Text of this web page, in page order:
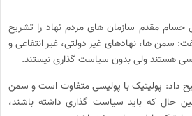
حسام مقدم سازمان های مردم نهاد را تشریح
سمن ها، نهادهای غیر دولتی، غیر انتفاعی و
هستند ولی بدون سیاست گذاری نیستند.
داد: پولیتیک با پولیسی متفاوت است و سمن
حال که باید سیاست گذاری داشته باشند،